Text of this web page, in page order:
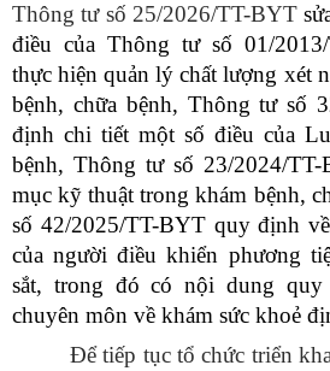
Thông tư số 25/2026/TT-BYT
điều của Thông tư số 01/
thực hiện quản lý chất lượng xét
bệnh, chữa bệnh, Thông tư số
định chi tiết một số điều của
bệnh, Thông tư số 23/2024/
mục kỹ thuật trong khám bệnh,
số 42/2025/TT-BYT quy định
của người điều khiển phương
sắt, trong đó có nội dung
chuyên môn về khám sức khoẻ
Để tiếp tục tổ chức triển